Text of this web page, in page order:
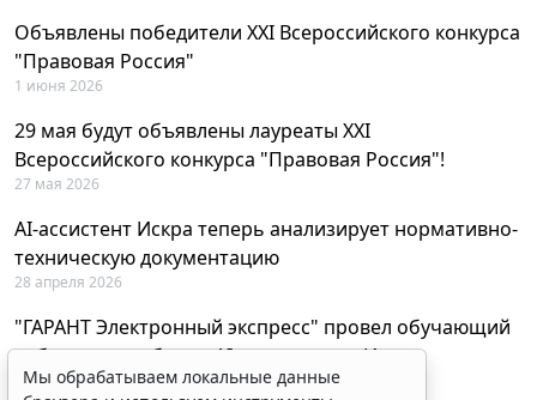
Объявлены победители XXI Всероссийского конкурса
"Правовая Россия"
1 июня 2026
29 мая будут объявлены лауреаты XXI
Всероссийского конкурса "Правовая Россия"!
27 мая 2026
AI-ассистент Искра теперь анализирует нормативно-
техническую документацию
28 апреля 2026
"ГАРАНТ Электронный экспресс" провел обучающий
вебинар по работе с AI-ассистентом Искра
23 апреля 2026
Мы обрабатываем локальные данные